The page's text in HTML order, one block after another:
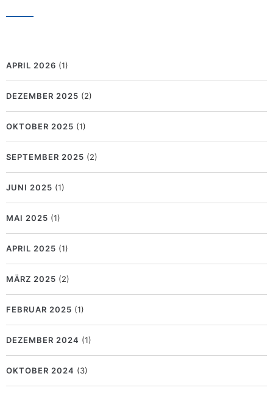
APRIL 2026 (1)
DEZEMBER 2025 (2)
OKTOBER 2025 (1)
SEPTEMBER 2025 (2)
JUNI 2025 (1)
MAI 2025 (1)
APRIL 2025 (1)
MÄRZ 2025 (2)
FEBRUAR 2025 (1)
DEZEMBER 2024 (1)
OKTOBER 2024 (3)